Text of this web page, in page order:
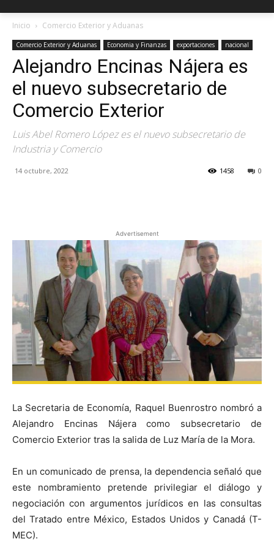
Inicio Comercio Exterior y Aduanas
Comercio Exterior y Aduanas Economia y Finanzas exportaciones nacional
Alejandro Encinas Nájera es
el nuevo subsecretario de
Comercio Exterior
Luis Abel Romero López es el nuevo subsecretario de
Industria y Comercio
14 octubre, 2022 0
1458
Advertisement
La Secretaria de Economía, Raquel Buenrostro nombró a
Alejandro Encinas Nájera como subsecretario de
Comercio Exterior tras la salida de Luz María de la Mora.
En un comunicado de prensa, la dependencia señaló que
este nombramiento pretende privilegiar el diálogo y
negociación con argumentos jurídicos en las consultas
del Tratado entre México, Estados Unidos y Canadá (T-
MEC).